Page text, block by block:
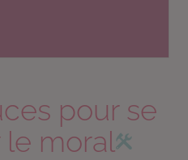
pour se
moral